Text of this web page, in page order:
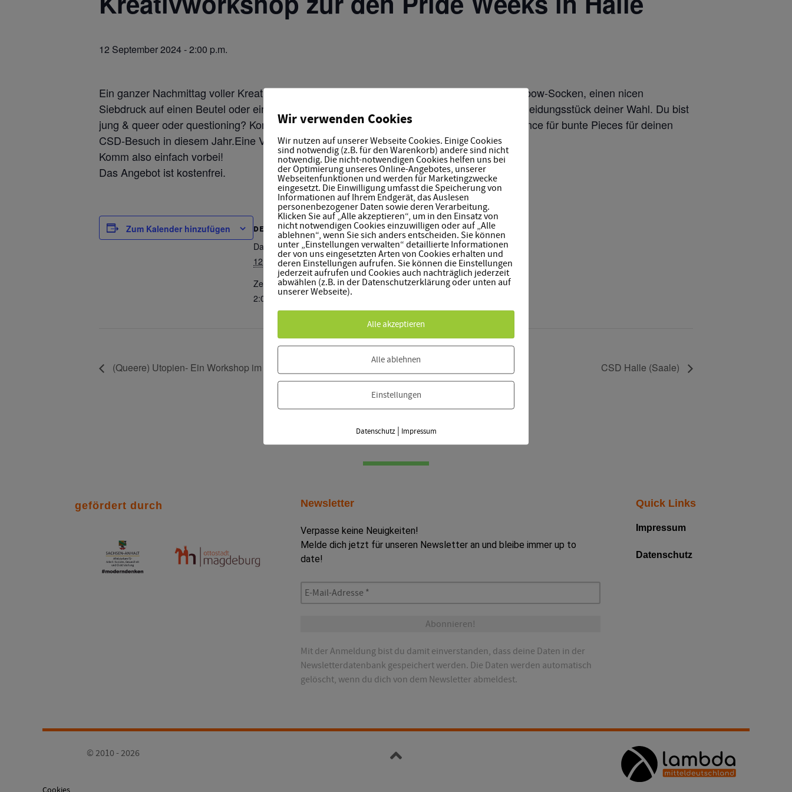
12 September 2024 - 2:00 p.m.
Ein ganzer Nachmittag voller Kreativität, Empowerment und Queerness. Ob gebatikte Rainbow-Socken, einen nicen
Siebdruck auf einen Beutel oder eine selbstgestaltete Grafik als Transferdruck, auf einem Kleidungsstück deiner Wahl. Du bist
jung & queer oder questioning? Komm vorbei und sei kreativ, bunt und vielfältig! Deine Chance für bunte Pieces für deinen
CSD-Besuch in diesem Jahr.Eine Voranmeldung ist nicht notwendig.
Komm also einfach vorbei!
Das Angebot ist kostenfrei.
Zum Kalender hinzufügen DETAILS
Datum:
12 September 2024
Zeit:
2:00 p.m.
(Queere) Utopien- Ein Workshop im Rahmen der Pride Weeks Halle CSD Halle (Saale)
gefördert durch Newsletter
Verpasse keine Neuigkeiten!
Melde dich jetzt für unseren Newsletter an und bleibe immer up to
date!
E-
Mail-
Mit der Anmeldung bist du damit einverstanden, dass deine Daten in der
Newsletterdatenbank gespeichert werden. Die Daten werden automatisch
gelöscht, wenn du dich von dem Newsletter abmeldest.
Quick Links
Impressum
Datenschutz
© 2010 - 2026
Wir verwenden Cookies
Wir nutzen auf unserer Webseite Cookies. Einige Cookies
sind notwendig (z.B. für den Warenkorb) andere sind nicht
notwendig. Die nicht-notwendigen Cookies helfen uns bei
der Optimierung unseres Online-Angebotes, unserer
Webseitenfunktionen und werden für Marketingzwecke
eingesetzt. Die Einwilligung umfasst die Speicherung von
Informationen auf Ihrem Endgerät, das Auslesen
personenbezogener Daten sowie deren Verarbeitung.
Klicken Sie auf „Alle akzeptieren“, um in den Einsatz von
nicht notwendigen Cookies einzuwilligen oder auf „Alle
ablehnen“, wenn Sie sich anders entscheiden. Sie können
unter „Einstellungen verwalten“ detaillierte Informationen
der von uns eingesetzten Arten von Cookies erhalten und
deren Einstellungen aufrufen. Sie können die Einstellungen
jederzeit aufrufen und Cookies auch nachträglich jederzeit
abwählen (z.B. in der Datenschutzerklärung oder unten auf
unserer Webseite).
Alle akzeptieren
Alle ablehnen
Einstellungen
Datenschutz Impressum